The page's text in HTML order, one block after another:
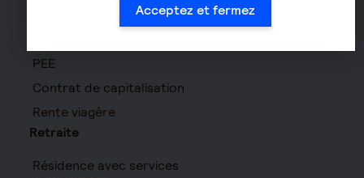
PERCOL / PERECOL
PEE
Contrat de capitalisation
Rente viagère
Retraite
Résidence avec services
Acceptez et fermez